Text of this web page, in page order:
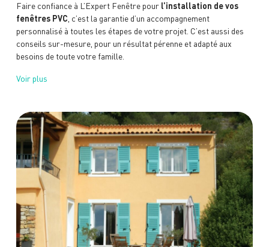
Faire confiance à L’Expert Fenêtre pourl’installation de vos
fenêtres PVC , c’est la garantie d’un accompagnement
personnalisé à toutes les étapes de votre projet. C’est aussi des
conseils sur-mesure, pour un résultat pérenne et adapté aux
besoins de toute votre famille.
Voir plus